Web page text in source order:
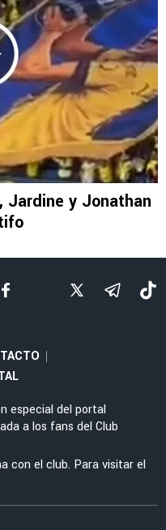
Jardine y Jonathan
|
especial del portal
a los fans del Club
con el club. Para visitar el